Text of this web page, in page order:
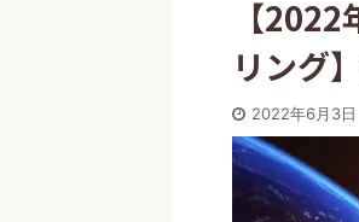
【
リング
2022年6月3日